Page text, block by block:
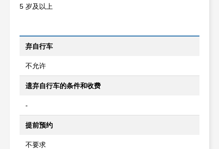
5 岁及以上
弃自行车
不允许
遗弃自行车的条件和收费
-
提前预约
不要求